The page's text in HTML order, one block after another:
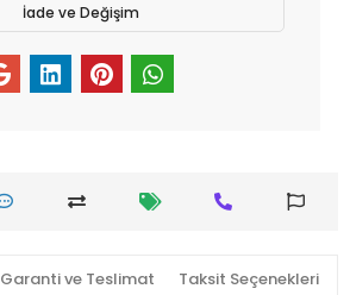
İade ve Değişim
Garanti ve Teslimat Taksit Seçenekleri